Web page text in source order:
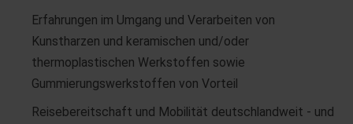
Erfahrungen im Umgang und Verarbeiten von
Kunstharzen und keramischen und/oder
thermoplastischen Werkstoffen sowie
Gummierungswerkstoffen von Vorteil
Reisebereitschaft und Mobilität deutschlandweit - und